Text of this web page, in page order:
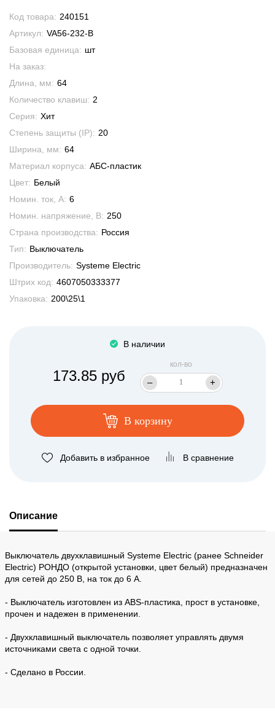
Код товара: 240151
Артикул: VA56-232-B
Базовая единица: шт
На заказ:
Длина, мм: 64
Количество клавиш: 2
Серия: Хит
Степень защиты (IP): 20
Ширина, мм: 64
Материал корпуса: АБС-пластик
Цвет: Белый
Номин. ток, А: 6
Номин. напряжение, В: 250
Страна производства: Россия
Тип: Выключатель
Производитель: Systeme Electric
Штрих код: 4607050333377
Упаковка: 200\25\1
В наличии
173.85 руб
кол-во
– +
В корзину
Добавить в избранное В сравнение
Описание
Выключатель двухклавишный Systeme Electric (ранее Schneider
Electric) РОНДО (открытой установки, цвет белый) предназначен
для сетей до 250 В, на ток до 6 А.
- Выключатель изготовлен из ABS-пластика, прост в установке,
прочен и надежен в применении.
- Двухклавишный выключатель позволяет управлять двумя
источниками света с одной точки.
- Сделано в России.